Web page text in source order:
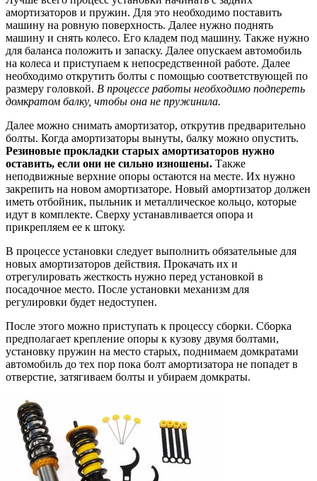
амортизаторов и пружин. Для это необходимо поставить
машину на ровную поверхность. Далее нужно поднять
машину и снять колесо. Его кладем под машину. Также нужно
для баланса положить и запаску. Далее опускаем автомобиль
на колеса и приступаем к непосредственной работе. Далее
необходимо открутить болты с помощью соответствующей по
размеру головкой. В процессе работы необходимо подпереть
домкратом балку, чтобы она не пружинила.
Далее можно снимать амортизатор, открутив предварительно
болты. Когда амортизаторы вынуты, балку можно опустить.
Резиновые прокладки старых амортизаторов нужно
оставить, если они не сильно изношены. Также
неподвижные верхние опоры остаются на месте. Их нужно
закрепить на новом амортизаторе. Новый амортизатор должен
иметь отбойник, пыльник и металлическое кольцо, которые
идут в комплекте. Сверху устанавливается опора и
прикрепляем ее к штоку.
В процессе установки следует выполнить обязательные для
новых амортизаторов действия. Прокачать их и
отрегулировать жесткость нужно перед установкой в
посадочное место. После установки механизм для
регулировки будет недоступен.
После этого можно приступать к процессу сборки. Сборка
предполагает крепление опоры к кузову двумя болтами,
установку пружин на место старых, поднимаем домкратами
автомобиль до тех пор пока болт амортизатора не попадет в
отверстие, затягиваем болты и убираем домкраты.